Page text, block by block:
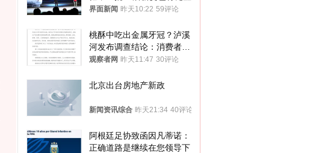
界面新闻 昨天10:22 59评论
桃酥中吃出金属牙冠？泸溪
河发布调查结论：消费者已
澄清，所发视频情况不属实
观察者网 昨天11:47 30评论
北京出台房地产新政
新闻资讯综合 昨天21:34 40评论
阿根廷足协致函因凡蒂诺：
正确道路是继续在您领导下